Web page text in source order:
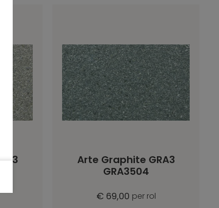
Arte Graphite GRA3
GRA3504
€ 69,00 per rol